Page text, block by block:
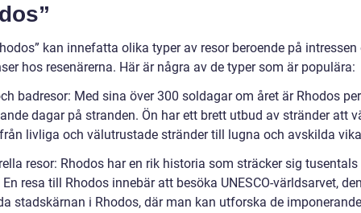
kan innefatta olika typer av resor beroende på intressen
hos resenärerna. Här är några av de typer som är populära:
badresor: Med sina över 300 soldagar om året är Rhodos
dagar på stranden. Ön har ett brett utbud av stränder att
livliga och välutrustade stränder till lugna och avskilda
resor: Rhodos har en rik historia som sträcker sig tusentals
resa till Rhodos innebär att besöka UNESCO-världsarvet,
stadskärnan i Rhodos, där man kan utforska de imponerande